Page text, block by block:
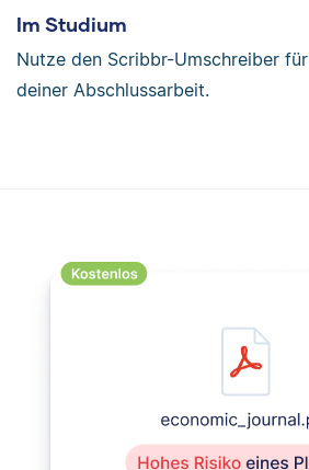
Im Studium
Nutze den Scribbr-Umschreiber für
deiner Abschlussarbeit.